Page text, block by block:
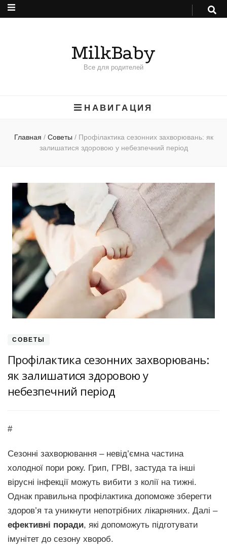
MilkBaby
Все для родителей
НАВИГАЦИЯ
Главная / Советы / Профілактика сезонних захворювань: як
залишатися здоровою у небезпечний період
СОВЕТЫ
Профілактика сезонних захворювань:
як залишатися здоровою у
небезпечний період
#
Сезонні захворювання – невід’ємна частина
холодної пори року. Грип, ГРВІ, застуда та інші
вірусні інфекції можуть вибити з колії на тижні.
Однак правильна профілактика допоможе зберегти
здоров’я та уникнути непотрібних лікарняних. Далі –
ефективні поради, які допоможуть підготувати
імунітет до сезону хвороб.